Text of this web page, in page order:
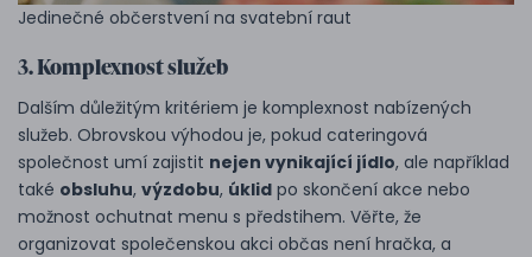
Jedinečné občerstvení na svatební raut
3. Komplexnost služeb
Dalším důležitým kritériem je komplexnost nabízených
služeb. Obrovskou výhodou je, pokud cateringová
společnost umí zajistit nejen vynikající jídlo, ale například
také obsluhu, výzdobu, úklid po skončení akce nebo
možnost ochutnat menu s předstihem. Věřte, že
organizovat společenskou akci občas není hračka, a